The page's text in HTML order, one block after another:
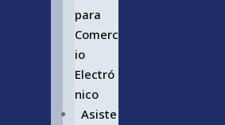
para
Comerc
io
Electró
nico
Asiste